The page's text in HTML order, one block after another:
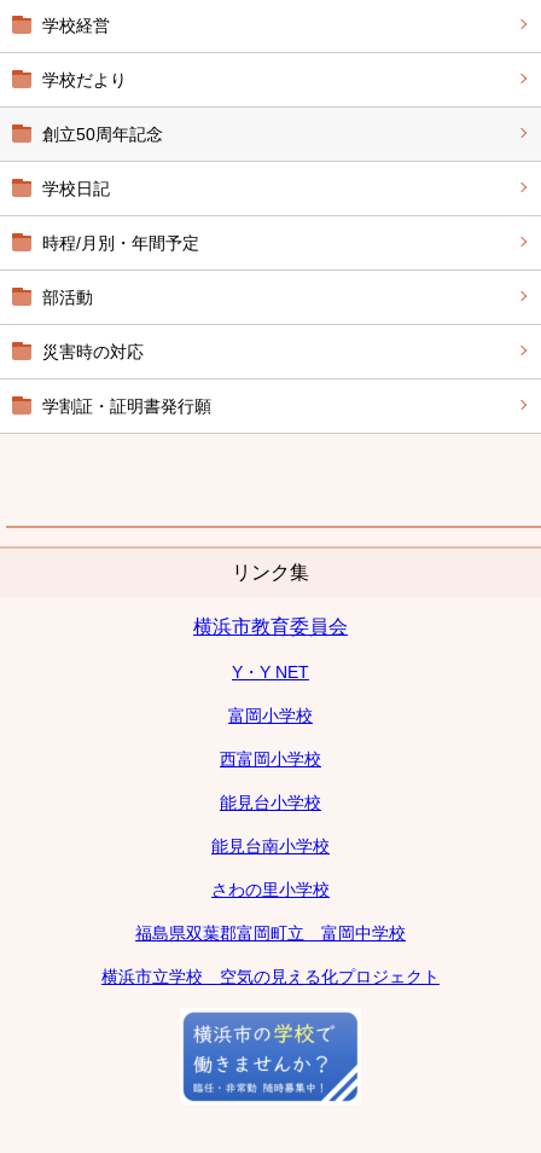
学校経営
学校だより
創立50周年記念
学校日記
時程/月別・年間予定
部活動
災害時の対応
学割証・証明書発行願
リンク集
横浜市教育委員会
Y・Y NET
富岡小学校
西富岡小学校
能見台小学校
能見台南小学校
さわの里小学校
福島県双葉郡富岡町立 富岡中学校
横浜市立学校 空気の見える化プロジェクト